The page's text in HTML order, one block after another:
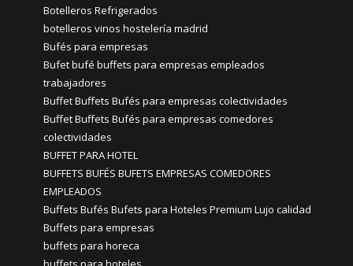
Botelleros Refrigerados
botelleros vinos hostelería madrid
Bufés para empresas
Bufet bufé buffets para empresas empleados
trabajadores
Buffet Buffets Bufés para empresas colectividades
Buffet Buffets Bufés para empresas comedores
colectividades
BUFFET PARA HOTEL
BUFFETS BUFÉS BUFETS EMPRESAS COMEDORES
EMPLEADOS
Buffets Bufés Bufets para Hoteles Premium Lujo calidad
Buffets para empresas
buffets para horeca